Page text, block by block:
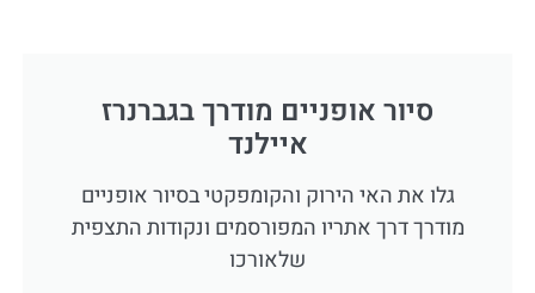
סיור אופניים מודרך בגברנרז
איילנד
גלו את האי הירוק והקומפקטי בסיור אופניים
מודרך דרך אתריו המפורסמים ונקודות התצפית
שלאורכו